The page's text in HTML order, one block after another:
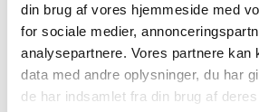
din brug af vores hjemmeside med
for sociale medier,
analysepartnere. Vores partnere kan
data med andre oplysninger, du har
de har indsamlet fra din brug af deres